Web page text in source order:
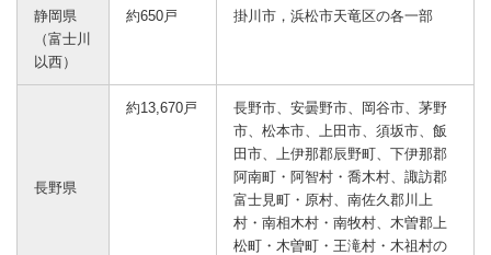
静岡県
（富士川
以西）
約650戸 掛川市，浜松市天竜区の各一部
長野県
約13,670戸
長野市、安曇野市、岡谷市、茅野
市、松本市、上田市、須坂市、飯
田市、上伊那郡辰野町、下伊那郡
阿南町・阿智村・喬木村、諏訪郡
富士見町・原村、南佐久郡川上
村・南相木村・南牧村、木曽郡上
松町・木曽町・王滝村・木祖村の